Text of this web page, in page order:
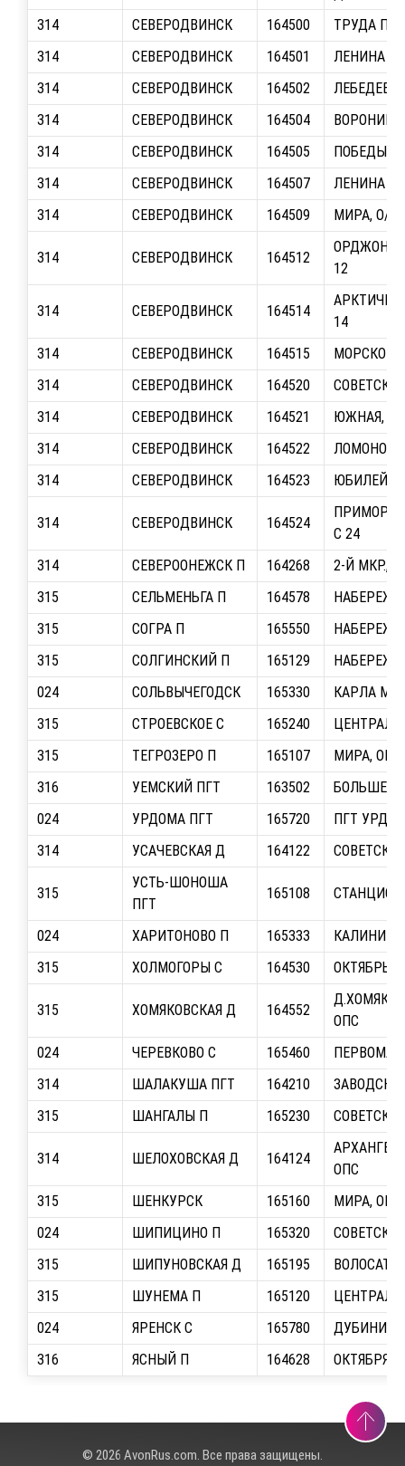
314
СЕВЕРОДВИНСК 164500
ТРУДА ПР.,
314
СЕВЕРОДВИНСК 164501
ЛЕНИНА
314
СЕВЕРОДВИНСК 164502
ЛЕБЕДЕВА,
314
СЕВЕРОДВИНСК 164504
314
СЕВЕРОДВИНСК 164505
ПОБЕДЫ
314
СЕВЕРОДВИНСК 164507
ЛЕНИНА
314
СЕВЕРОДВИНСК 164509 МИРА, О/С
314 СЕВЕРОДВИНСК 164512
12
314 СЕВЕРОДВИНСК 164514
14
314
СЕВЕРОДВИНСК 164515
МОРСКОЙ
314
СЕВЕРОДВИНСК 164520
314
СЕВЕРОДВИНСК 164521
ЮЖНАЯ, О/
314
СЕВЕРОДВИНСК 164522
314
СЕВЕРОДВИНСК 164523
314 СЕВЕРОДВИНСК 164524
С 24
314
СЕВЕРООНЕЖСК П 164268
2-Й МКР.,
315
СЕЛЬМЕНЬГА П 164578
315
СОГРА П 165550
315
СОЛГИНСКИЙ П 165129
024
СОЛЬВЫЧЕГОДСК 165330
КАРЛА
315
СТРОЕВСКОЕ С 165240
315
ТЕГРОЗЕРО П 165107
МИРА, ОПС
316
УЕМСКИЙ ПГТ 163502
024
УРДОМА ПГТ 165720
ПГТ
314
УСАЧЕВСКАЯ Д 164122
315
УСТЬ-ШОНОША
ПГТ
165108
024 ХАРИТОНОВО П 165333
315
ХОЛМОГОРЫ С 164530
315 ХОМЯКОВСКАЯ Д 164552
ОПС
024
ЧЕРЕВКОВО С 165460
314
ШАЛАКУША ПГТ 164210
315
ШАНГАЛЫ П 165230
314 ШЕЛОХОВСКАЯ Д 164124
ОПС
315
ШЕНКУРСК 165160
МИРА, ОПС
024
ШИПИЦИНО П 165320
315
ШИПУНОВСКАЯ Д 165195
315
ШУНЕМА П 165120
024
ЯРЕНСК С 165780
ДУБИНИНА
316
ЯСНЫЙ П 164628 ОКТЯБРЯ,
© 2026 AvonRus.com. Все права защищены.